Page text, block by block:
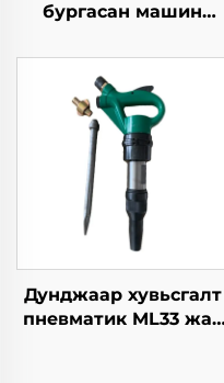
бургасан машин
ажиллаж чадах
бургасан дулаар Жак
хамбрын төрөл
Дунджаар хувьсгалт
пневматик ML33 жак